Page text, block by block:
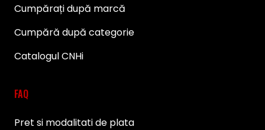
Cumpărați după marcă
Cumpără după categorie
Catalogul CNHi
FAQ
Pret si modalitati de plata